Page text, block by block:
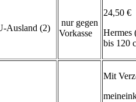
Ausland (2)
nur gegen
Vorkasse
24,50 €
Hermes
bis 120
Mit